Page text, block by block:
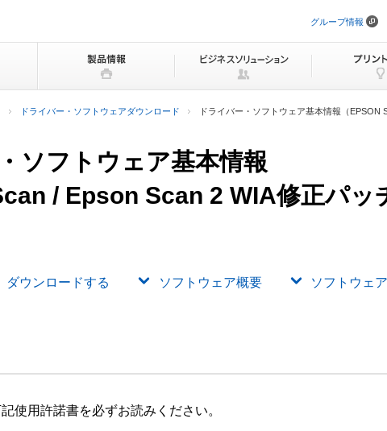
ビ
ョ
を
グループ情報
ドライバー・ソフトウェアダウンロード ドライバー・ソフトウェア基本情報（EPSON
ソフトウェア基本情報
/ Epson Scan 2 WIA修正パッ
ダウンロードする ソフトウェア概要 ソフトウェ
使用許諾書を必ずお読みください。